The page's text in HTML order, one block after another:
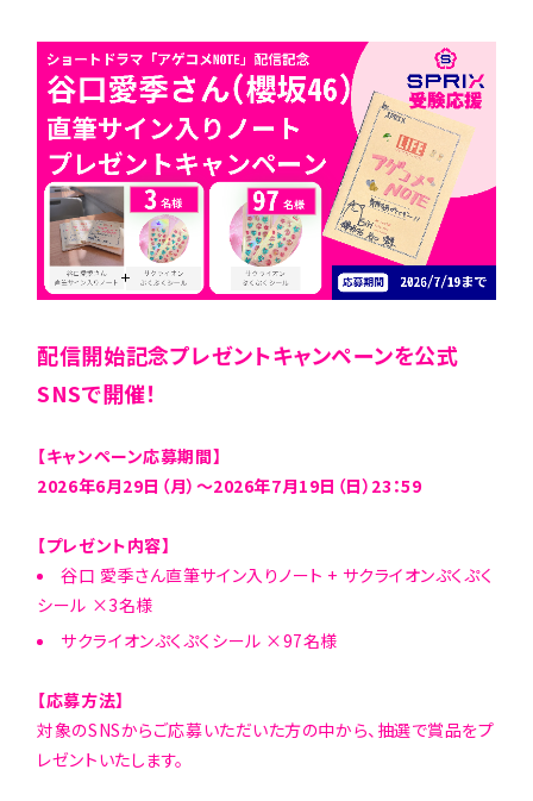
VIRTUAL
EVENT
配信開始記念プレゼントキャンペーンを公式
SNSで開催！
【キャンペーン応募期間】
2026年6月29日（月）～2026年7月19日（日）23：59
【プレゼント内容】
谷口 愛季さん直筆サイン入りノート + サクライオンぷくぷく
シール ×3名様
サクライオンぷくぷくシール ×97名様
【応募方法】
対象のSNSからご応募いただいた方の中から、抽選で賞品をプ
レゼントいたします。